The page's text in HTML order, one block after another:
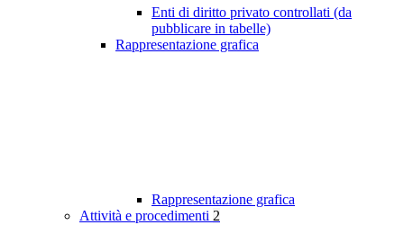
Enti di diritto privato controllati (da
pubblicare in tabelle)
Rappresentazione grafica
Rappresentazione grafica
Attività e procedimenti 2